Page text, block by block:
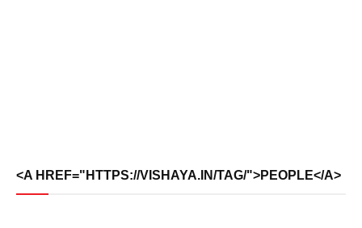
<A HREF="HTTPS://VISHAYA.IN/TAG/">PEOPLE</A>